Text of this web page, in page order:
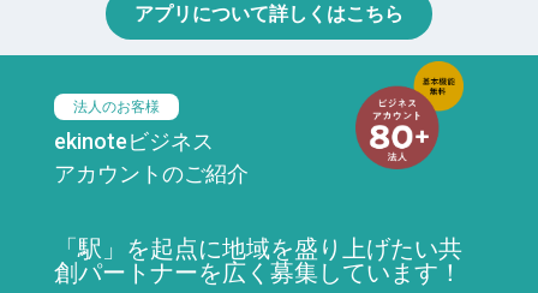
アプリについて詳しくはこちら
法人のお客様
ekinoteビジネス
アカウントのご紹介
「駅」を起点に地域を盛り上げたい共
創パートナーを広く募集しています！